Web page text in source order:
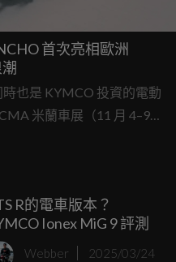
首次亮相歐洲
也是 KYMCO 投資的電動
米蘭車展（11 月 4–9
除了主力電動重機外，這
列、警用車方案與即將推
R的電車版本？
Ionex MiG 9 評測
Webber 2025/03/24